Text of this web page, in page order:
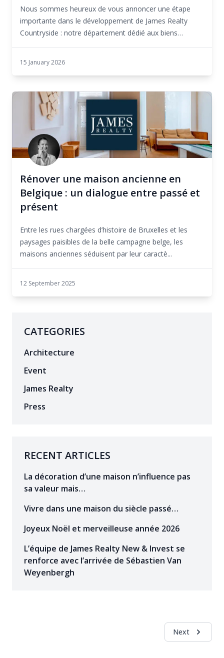
Nous sommes heureux de vous annoncer une étape
importante dans le développement de James Realty
Countryside : notre département dédié aux biens
15 January 2026
Rénover une maison ancienne en
Belgique : un dialogue entre passé et
présent
Entre les rues chargées d’histoire de Bruxelles et les
paysages paisibles de la belle campagne belge, les
maisons anciennes séduisent par leur caractè...
12 September 2025
CATEGORIES
Architecture
Event
James Realty
Press
RECENT ARTICLES
La décoration d’une maison n’influence pas
sa valeur mais…
Vivre dans une maison du siècle passé…
Joyeux Noël et merveilleuse année 2026
L’équipe de James Realty New & Invest se
renforce avec l’arrivée de Sébastien Van
Weyenbergh
Next